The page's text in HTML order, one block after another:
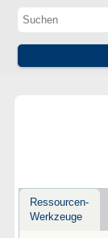
Ressourcen-
Werkzeuge